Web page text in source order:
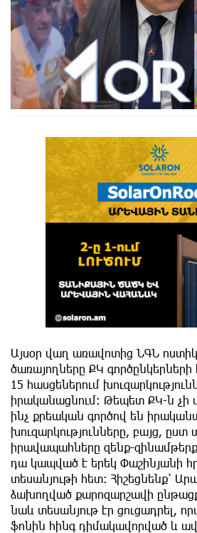
Այսօր վաղ առավոտից ՆԳՆ
ծառայողները ՔԿ գործընկերների
15 հասցեներում
իրականացնում։ Թեպետ ՔԿ-ն չի
ինչ քրեական գործով են
խուզարկությունները, բայց, ըստ
իրավապահները զենք-
դա կապված է երեկ Փաշինյանի
տեսանյութի հետ։ Հիշեցնենք՝
ձախողված քարոզարշավի
նաև տեսանյութ էր ցուցադրել,
ֆոնին հինգ դիմակավորված և